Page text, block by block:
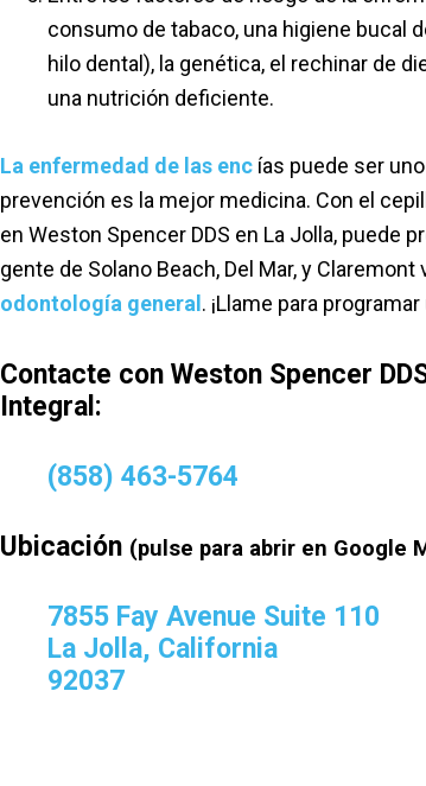
consumo de tabaco, una higiene bucal
hilo dental), la genética, el rechinar de
una nutrición deficiente.
La enfermedad de las enc ías puede ser
prevención es la mejor medicina. Con el
en Weston Spencer DDS en La Jolla, puede
gente de Solano Beach, Del Mar, y
odontología general. ¡Llame para
Contacte con Weston Spencer
Integral:
(858) 463-5764
Ubicación (pulse para abrir en Google
7855 Fay Avenue Suite 110
La Jolla, California
92037